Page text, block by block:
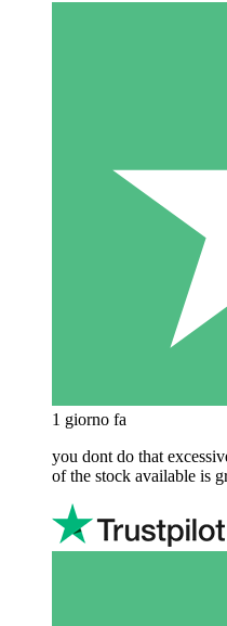
1 giorno fa
you dont do that
of the stock available is